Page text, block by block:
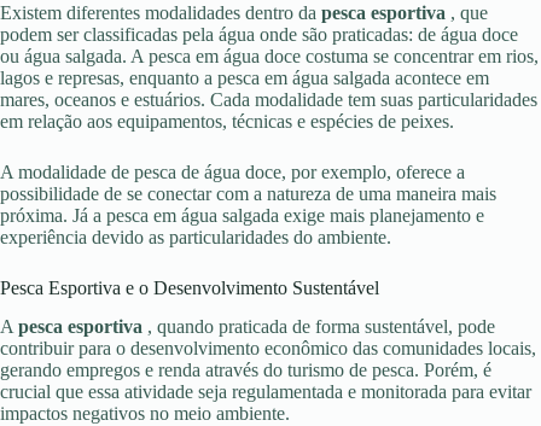
Existem diferentes modalidades dentro da pesca esportiva , que
podem ser classificadas pela água onde são praticadas: de água doce
ou água salgada. A pesca em água doce costuma se concentrar em rios,
lagos e represas, enquanto a pesca em água salgada acontece em
mares, oceanos e estuários. Cada modalidade tem suas particularidades
em relação aos equipamentos, técnicas e espécies de peixes.
A modalidade de pesca de água doce, por exemplo, oferece a
possibilidade de se conectar com a natureza de uma maneira mais
próxima. Já a pesca em água salgada exige mais planejamento e
experiência devido as particularidades do ambiente.
Pesca Esportiva e o Desenvolvimento Sustentável
A pesca esportiva , quando praticada de forma sustentável, pode
contribuir para o desenvolvimento econômico das comunidades locais,
gerando empregos e renda através do turismo de pesca. Porém, é
crucial que essa atividade seja regulamentada e monitorada para evitar
impactos negativos no meio ambiente.